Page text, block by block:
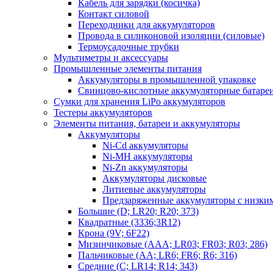
Кабель для зарядки (косичка)
Контакт силовой
Переходники для аккумуляторов
Провода в силиконовой изоляции (силовые)
Термоусадочные трубки
Мультиметры и аксессуары
Промышленные элементы питания
Аккумуляторы в промышленной упаковке
Свинцово-кислотные аккумуляторные
Сумки для хранения LiPo аккумуляторов
Тестеры аккумуляторов
Элементы питания, батареи и аккумуляторы
Аккумуляторы
Ni-Cd аккумуляторы
Ni-MH аккумуляторы
Ni-Zn аккумуляторы
Аккумуляторы дисковые
Литиевые аккумуляторы
Предзаряженные аккумуляторы с
Большие (D; LR20; R20; 373)
Квадратные (3336;3R12)
Крона (9V; 6F22)
Мизинчиковые (AAA; LR03; FR03; R03; 286)
Пальчиковые (AA; LR6; FR6; R6; 316)
Средние (C; LR14; R14; 343)